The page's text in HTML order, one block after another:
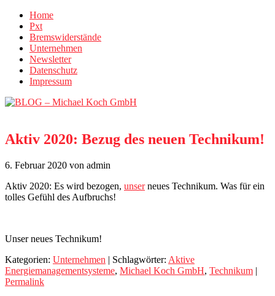
Home
Pxt
Bremswiderstände
Unternehmen
Newsletter
Datenschutz
Impressum
Aktiv 2020: Bezug des neuen Technikum!
6. Februar 2020 von admin
Aktiv 2020: Es wird bezogen, unserneues Technikum. Was für ein
tolles Gefühl des Aufbruchs!
Unser neues Technikum!
Kategorien: Unternehmen | Schlagwörter: Aktive
Energiemanagementsysteme, Michael Koch GmbH, Technikum |
Permalink